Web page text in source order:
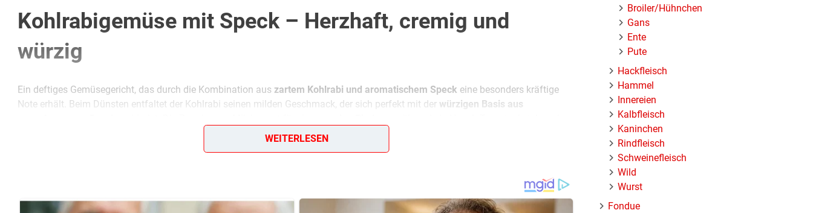
Kohlrabigemüse mit Speck – Herzhaft, cremig und
würzig
Ein deftiges Gemüsegericht, das durch die Kombination aus zartem Kohlrabi und aromatischem Speck eine besonders kräftige
Note erhält. Beim Dünsten entfaltet der Kohlrabi seinen milden Geschmack, der sich perfekt mit der würzigen Basis aus
sorgt. Ein kleiner Tipp:
Wer den Geschmack intensivieren möchte, kann den Speck etwas stärker anrösten – so entsteht ein noch volleres Aroma.
WEITERLESEN
Broiler/Hühnchen
Gans
Ente
Pute
Hackfleisch
Hammel
Innereien
Kalbfleisch
Kaninchen
Rindfleisch
Schweinefleisch
Wild
Wurst
Fondue